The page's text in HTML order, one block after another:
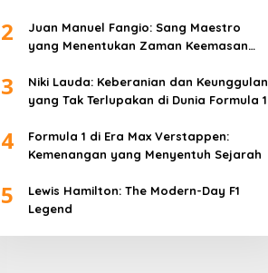
2
Juan Manuel Fangio: Sang Maestro
yang Menentukan Zaman Keemasan
3
Niki Lauda: Keberanian dan Keunggulan
yang Tak Terlupakan di Dunia Formula 1
4
Formula 1 di Era Max Verstappen:
Kemenangan yang Menyentuh Sejarah
5
Lewis Hamilton: The Modern-Day F1
Legend